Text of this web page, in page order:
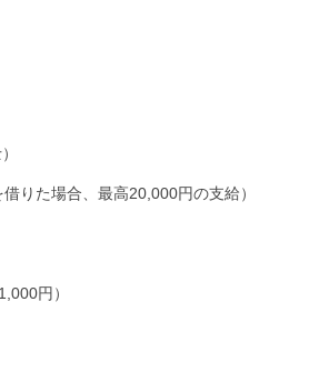
りた場合、最高20,000円の支給）
円）